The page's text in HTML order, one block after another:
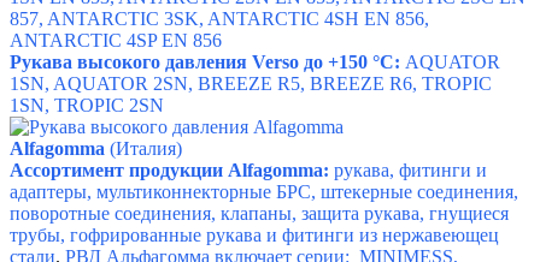
857, ANTARCTIC 3SK, ANTARCTIC 4SH EN 856,
ANTARCTIC 4SP EN 856
Рукава высокого давления Verso до +150 °С: AQUATOR
1SN, AQUATOR 2SN, BREEZE R5, BREEZE R6, TROPIC
1SN, TROPIC 2SN
Alfagomma (Италия)
Ассортимент продукции Alfagomma: рукава, фитинги и
адаптеры, мультиконнекторные БРС, штекерные соединения,
поворотные соединения, клапаны, защита рукава, гнущиеся
трубы, гофрированные рукава и фитинги из нержавеющец
стали. РВД Альфагомма включает серии: MINIMESS,